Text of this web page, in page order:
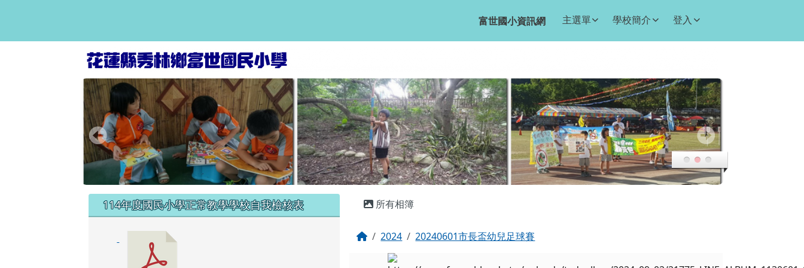
富世國小資訊網 主選單 學校簡介 登入
左邊區域內容
114年度國民小學正常教學學校自我檢核表 主內容區域
所有相簿
回首頁
2024 20240601市長盃幼兒足球賽